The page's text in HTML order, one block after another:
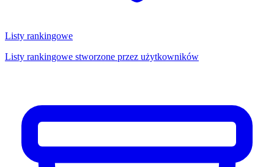
Listy rankingowe
Listy rankingowe stworzone przez użytkowników